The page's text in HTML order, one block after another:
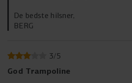
De bedste hilsner,
BERG
3/5
God Trampoline